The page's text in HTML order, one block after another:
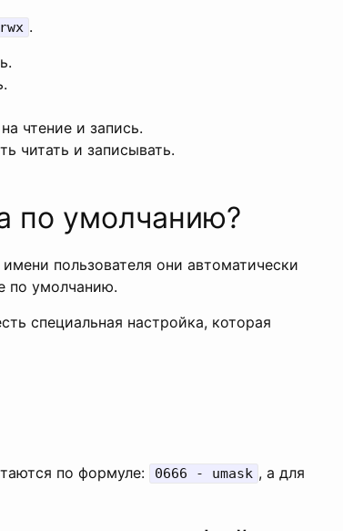
rwx .
чтение и запись.
читать и записывать.
по умолчанию?
пользователя они автоматически
по умолчанию.
специальная настройка, которая
по формуле:
0666 - umask , а для